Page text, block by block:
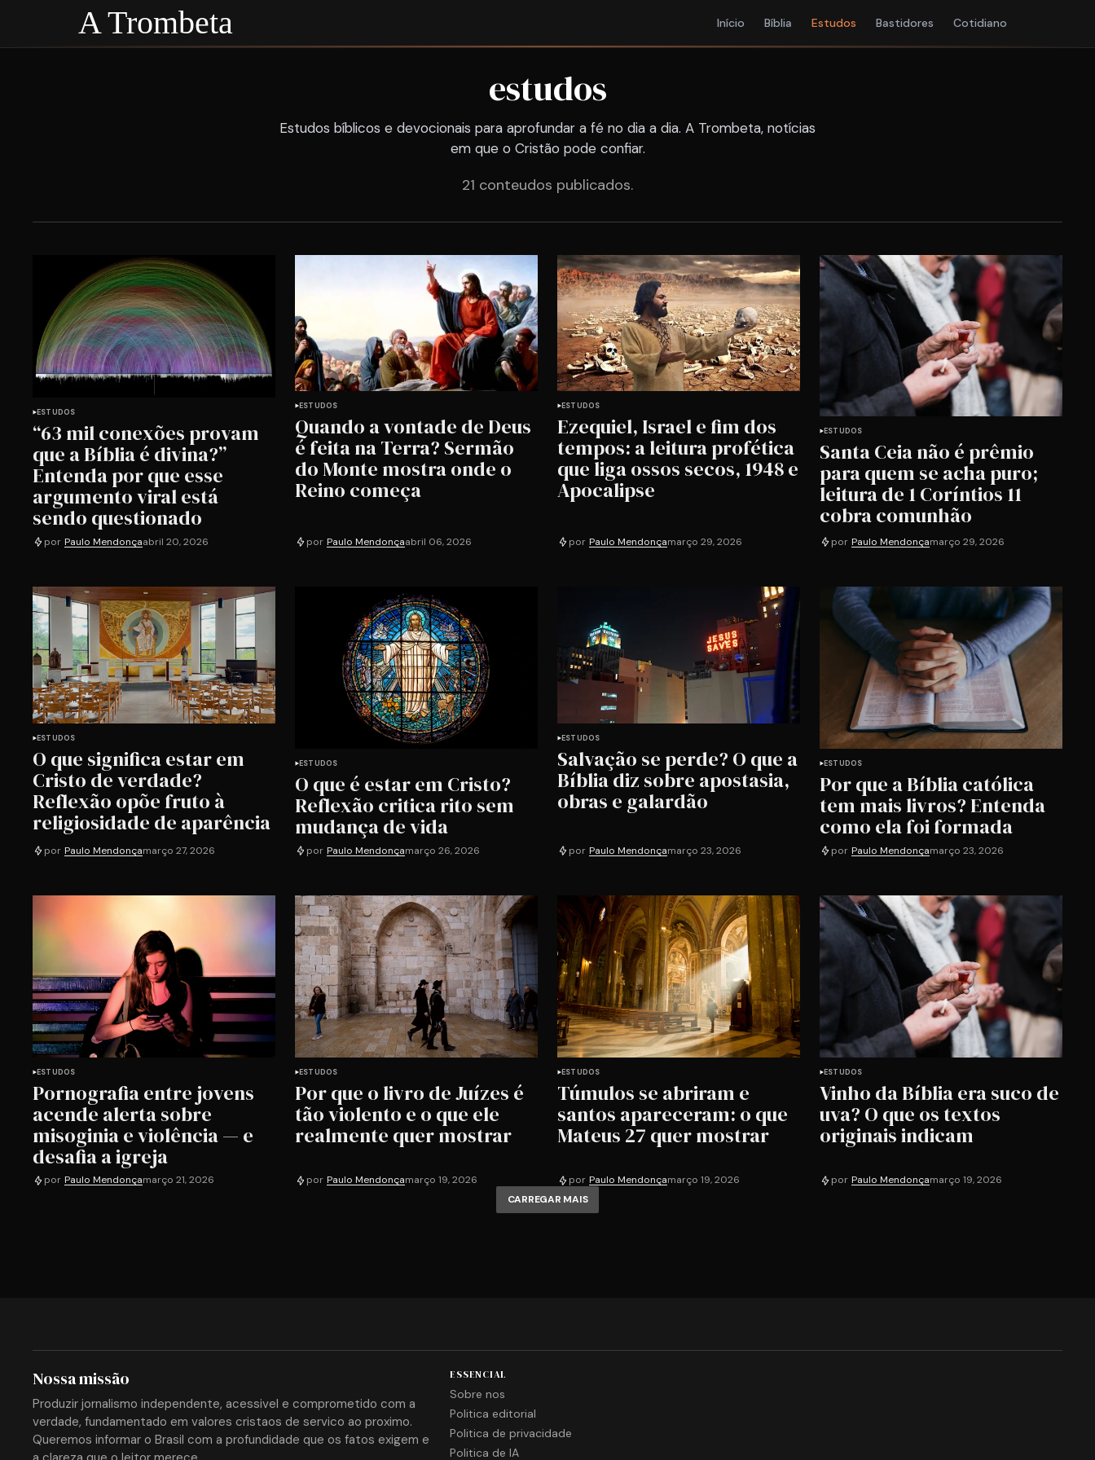
A Trombeta Início Bíblia Estudos Bastidores Cotidiano
estudos
Estudos bíblicos e devocionais para aprofundar a fé no dia a dia. A Trombeta, notícias
em que o Cristão pode confiar.
21 conteudos publicados.
ESTUDOS
“63 mil conexões provam
que a Bíblia é divina?”
Entenda por que esse
argumento viral está
sendo questionado
por Paulo Mendonçaabril 20, 2026
ESTUDOS
Quando a vontade de Deus
é feita na Terra? Sermão
do Monte mostra onde o
Reino começa
por Paulo Mendonçaabril 06, 2026
ESTUDOS
Ezequiel, Israel e fim dos
tempos: a leitura profética
que liga ossos secos, 1948 e
Apocalipse
por Paulo Mendonçamarço 29, 2026
ESTUDOS
Santa Ceia não é prêmio
para quem se acha puro;
leitura de 1 Coríntios 11
cobra comunhão
por Paulo Mendonçamarço 29, 2026
ESTUDOS
O que significa estar em
Cristo de verdade?
Reflexão opõe fruto à
religiosidade de aparência
por Paulo Mendonçamarço 27, 2026
ESTUDOS
O que é estar em Cristo?
Reflexão critica rito sem
mudança de vida
por Paulo Mendonçamarço 26, 2026
ESTUDOS
Salvação se perde? O que a
Bíblia diz sobre apostasia,
obras e galardão
por Paulo Mendonçamarço 23, 2026
ESTUDOS
Por que a Bíblia católica
tem mais livros? Entenda
como ela foi formada
por Paulo Mendonçamarço 23, 2026
ESTUDOS
Pornografia entre jovens
acende alerta sobre
misoginia e violência — e
desafia a igreja
por Paulo Mendonçamarço 21, 2026
ESTUDOS
Por que o livro de Juízes é
tão violento e o que ele
realmente quer mostrar
por Paulo Mendonçamarço 19, 2026
ESTUDOS
Túmulos se abriram e
santos apareceram: o que
Mateus 27 quer mostrar
por Paulo Mendonçamarço 19, 2026
ESTUDOS
Vinho da Bíblia era suco de
uva? O que os textos
originais indicam
por Paulo Mendonçamarço 19, 2026
CARREGAR MAIS
Nossa missão
Produzir jornalismo independente, acessivel e comprometido com a
verdade, fundamentado em valores cristaos de servico ao proximo.
Queremos informar o Brasil com a profundidade que os fatos exigem e
ESSENCIAL
Sobre nos
Politica editorial
Politica de privacidade
Politica de IA